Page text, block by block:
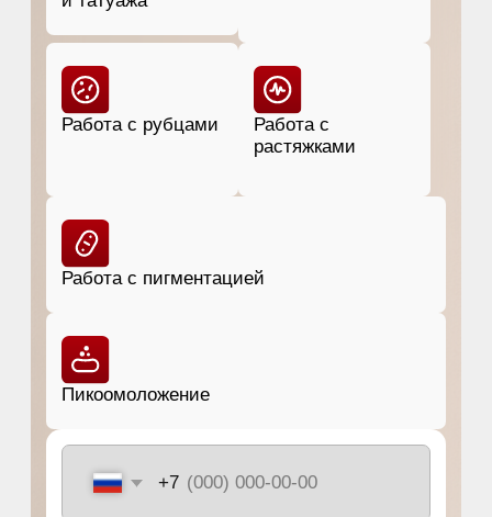
+7
НАЖИМАЯ, ВЫ ДАЕТЕ СОГЛАСИЕ НА ОБРАБОТКУ СВОИХ